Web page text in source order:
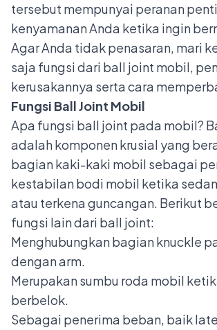
tersebut mempunyai peranan
kenyamanan Anda ketika ingin
Agar Anda tidak penasaran, mari
saja fungsi dari ball joint mobil,
kerusakannya serta cara
Fungsi Ball Joint Mobil
Apa fungsi ball joint pada mobil?
adalah komponen krusial yang
bagiankaki-kaki mobil sebagai
kestabilan bodi mobil ketika
atau terkena guncangan. Berikut
fungsi lain dari ball joint:
Menghubungkan bagian knuckle
dengan arm.
Merupakan sumbu roda mobil
berbelok.
Sebagai penerima beban, baik